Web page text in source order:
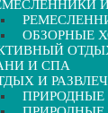
ОБЗОРНЫЕ
И СПА
И
ПРИРОДНЫЕ